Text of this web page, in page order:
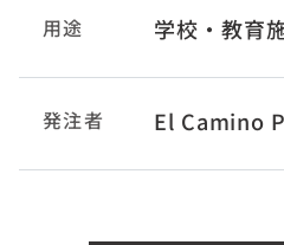
用途 学校・教育
発注者 El Camino